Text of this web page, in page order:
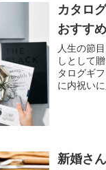
カタロ
おすす
人生の節
しとして
タログギ
に内祝い
新婚さ